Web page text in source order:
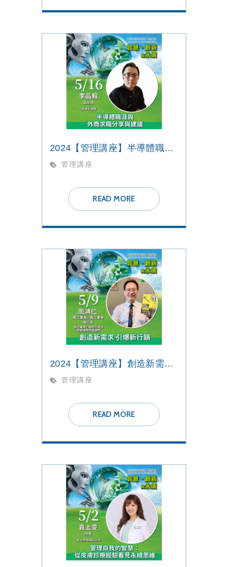
2024【管理講座】半導體職涯與外商求職分享與建議
管理講座
READ MORE
2024【管理講座】創造新需求 引爆新行銷
管理講座
READ MORE